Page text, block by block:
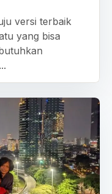
versi terbaik
yang bisa